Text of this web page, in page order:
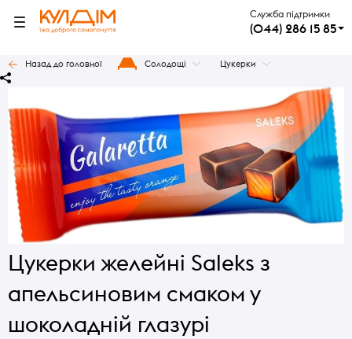
Служба підтримки
(044) 286 15 85
Назад до головної Солодощі Цукерки
Цукерки желейні Saleks з
апельсиновим смаком у
шоколадній глазурі